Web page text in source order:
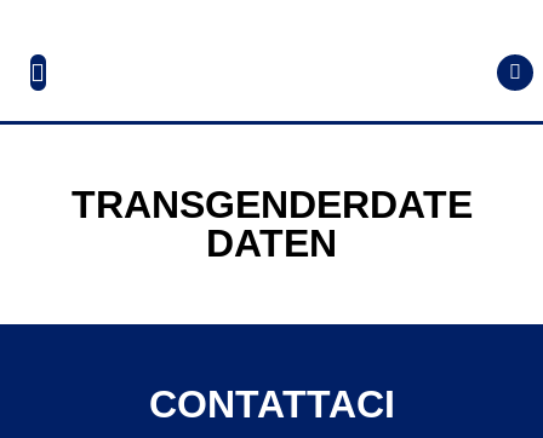
TRANSGENDERDATE
DATEN
CONTATTACI